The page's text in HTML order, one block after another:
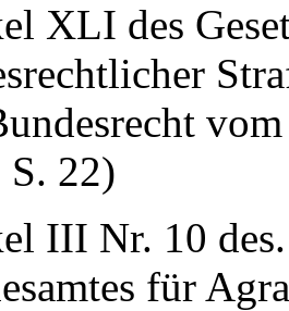
XLI des
S. 22)
III Nr. 10 des.
für